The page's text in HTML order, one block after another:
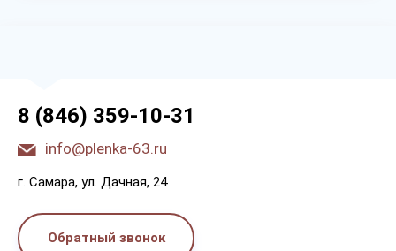
8 (846) 359-10-31
info@plenka-63.ru
г. Самара, ул. Дачная, 24
Обратный звонок